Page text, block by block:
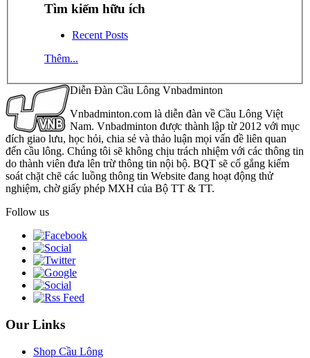
Tìm kiếm hữu ích
Recent Posts
Thêm...
Diễn Đàn Cầu Lông Vnbadminton
Vnbadminton.com là diễn đàn về Cầu Lông Việt
Nam. Vnbadminton được thành lập từ 2012 với mục
đích giao lưu, học hỏi, chia sẻ và thảo luận mọi vấn đề liên quan
đến cầu lông. Chúng tôi sẽ không chịu trách nhiệm với các thông tin
do thành viên đưa lên trừ thông tin nội bộ. BQT sẽ cố gắng kiểm
soát chặt chẽ các luồng thông tin Website đang hoạt động thử
nghiệm, chờ giấy phép MXH của Bộ TT & TT.
Follow us
Our Links
Shop Cầu Lông